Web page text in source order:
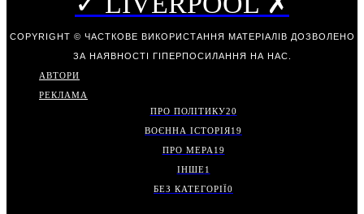
COPYRIGHT © ЧАСТКОВЕ ВИКОРИСТАННЯ МАТЕРІАЛІВ ДОЗВОЛЕНО
ЗА НАЯВНОСТІ ГІПЕРПОСИЛАННЯ НА НАС.
АВТОРИ
РЕКЛАМА
ПРО ПОЛІТИКУ20
ВОЄННА ІСТОРІЯ19
ПРО МЕРА 19
ІНШЕ1
БЕЗ КАТЕГОРІЇ0